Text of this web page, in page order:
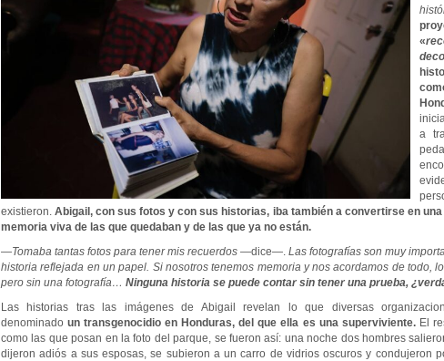
«
a
existieron.Abigail, con sus fotos y con sus historias, iba también a convertirse en
memoria viva de las que quedaban y de las que ya no están.
—Tomaba tantas fotos para tener mis recuerdos —dice—. Las fotografías son muy
historia reflejada en un papel. Si nosotros tenemos memoria y nos acordamos de todo,
pero sin una fotografía… Ninguna historia se puede contar sin tener una prueba,
Las historias tras las imágenes de Abigail revelan lo que diversas
denominadoun transgenocidio en Honduras, del que ella es una superviviente. El
como las que posan en la foto del parque, se fueron así: una noche dos hombres
dijeron adiós a sus esposas, se subieron a un carro de vidrios oscuros y condujeron